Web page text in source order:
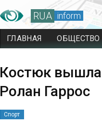
RUA inform
ГЛАВНАЯ ОБЩЕСТВО
Костюк вышла
Ролан Гаррос
Спорт